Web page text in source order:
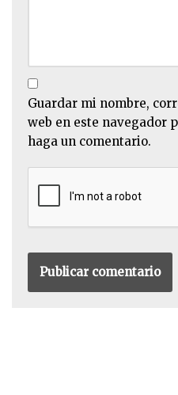
Guardar mi nombre,
web en este navegador
haga un comentario.